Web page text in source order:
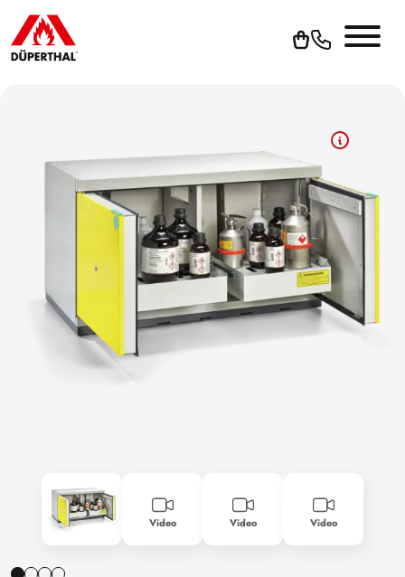
Um YouTube-Videos abspielen zu können, müssen Sie vorher
die Werbe-Cookies akzeptieren.
Cookies akzeptieren
Zur Datenschutzerklärung
Video Video Video